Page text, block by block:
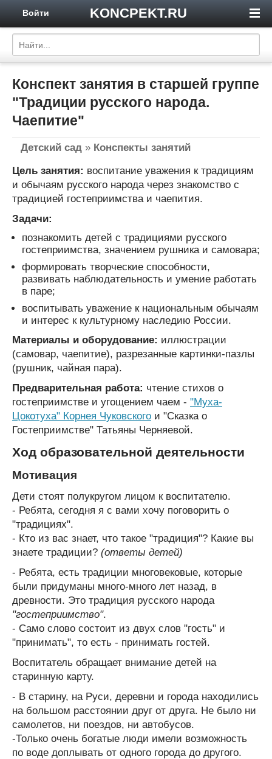
KONCPEKT.RU
Войти
Конспект занятия в старшей группе
"Традиции русского народа.
Чаепитие"
Детский сад » Конспекты занятий
Цель занятия: воспитание уважения к традициям
и обычаям русского народа через знакомство с
традицией гостеприимства и чаепития.
Задачи:
познакомить детей с традициями русского
гостеприимства, значением рушника и самовара;
формировать творческие способности,
развивать наблюдательность и умение работать
в паре;
воспитывать уважение к национальным обычаям
и интерес к культурному наследию России.
Материалы и оборудование: иллюстрации
(самовар, чаепитие), разрезанные картинки-пазлы
(рушник, чайная пара).
Предварительная работа: чтение стихов о
гостеприимстве и угощением чаем - "Муха-
Цокотуха" Корнея Чуковского и "Сказка о
Гостеприимстве" Татьяны Черняевой.
Ход образовательной деятельности
Мотивация
Дети стоят полукругом лицом к воспитателю.
- Ребята, сегодня я с вами хочу поговорить о
"традициях".
- Кто из вас знает, что такое "традиция"? Какие вы
знаете традиции? (ответы детей)
- Ребята, есть традиции многовековые, которые
были придуманы много-много лет назад, в
древности. Это традиция русского народа
"гостеприимство".
- Само слово состоит из двух слов "гость" и
"принимать", то есть - принимать гостей.
Воспитатель обращает внимание детей на
старинную карту.
- В старину, на Руси, деревни и города находились
на большом расстоянии друг от друга. Не было ни
самолетов, ни поездов, ни автобусов.
-Только очень богатые люди имели возможность
по воде доплывать от одного города до другого.